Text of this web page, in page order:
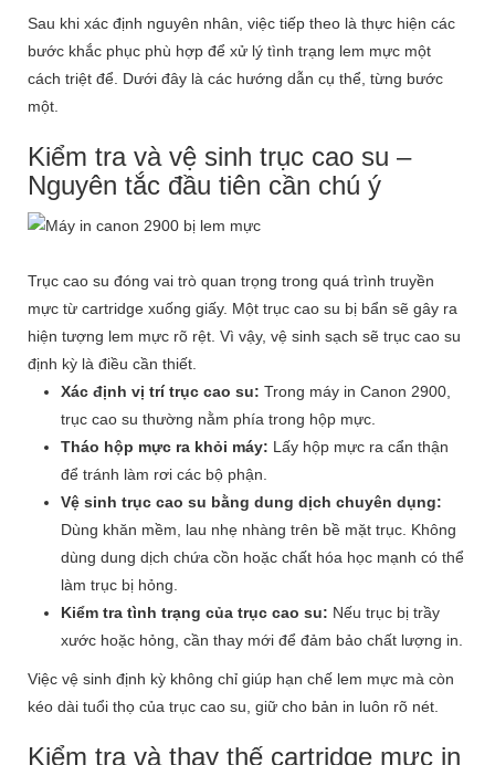
Sau khi xác định nguyên nhân, việc tiếp theo là thực hiện các
bước khắc phục phù hợp để xử lý tình trạng lem mực một
cách triệt để. Dưới đây là các hướng dẫn cụ thể, từng bước
một.
Kiểm tra và vệ sinh trục cao su –
Nguyên tắc đầu tiên cần chú ý
Trục cao su đóng vai trò quan trọng trong quá trình truyền
mực từ cartridge xuống giấy. Một trục cao su bị bẩn sẽ gây ra
hiện tượng lem mực rõ rệt. Vì vậy, vệ sinh sạch sẽ trục cao su
định kỳ là điều cần thiết.
Xác định vị trí trục cao su: Trong máy in Canon 2900,
trục cao su thường nằm phía trong hộp mực.
Tháo hộp mực ra khỏi máy: Lấy hộp mực ra cẩn thận
để tránh làm rơi các bộ phận.
Vệ sinh trục cao su bằng dung dịch chuyên dụng:
Dùng khăn mềm, lau nhẹ nhàng trên bề mặt trục. Không
dùng dung dịch chứa cồn hoặc chất hóa học mạnh có thể
làm trục bị hỏng.
Kiểm tra tình trạng của trục cao su: Nếu trục bị trầy
xước hoặc hỏng, cần thay mới để đảm bảo chất lượng in.
Việc vệ sinh định kỳ không chỉ giúp hạn chế lem mực mà còn
kéo dài tuổi thọ của trục cao su, giữ cho bản in luôn rõ nét.
Kiểm tra và thay thế cartridge mực in